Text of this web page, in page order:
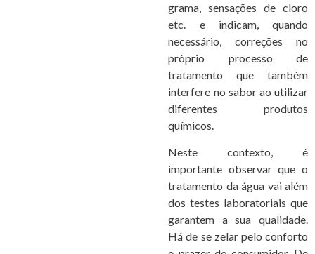
grama, sensações de cloro
etc. e indicam, quando
necessário, correções no
próprio processo de
tratamento que também
interfere no sabor ao utilizar
diferentes produtos
químicos.
Neste contexto, é
importante observar que o
tratamento da água vai além
dos testes laboratoriais que
garantem a sua qualidade.
Há de se zelar pelo conforto